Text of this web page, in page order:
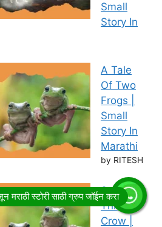
Small
Story In
A Tale
Of Two
Frogs |
Small
Story In
Marathi
by RITESH
Story of
Thirsty
Crow |